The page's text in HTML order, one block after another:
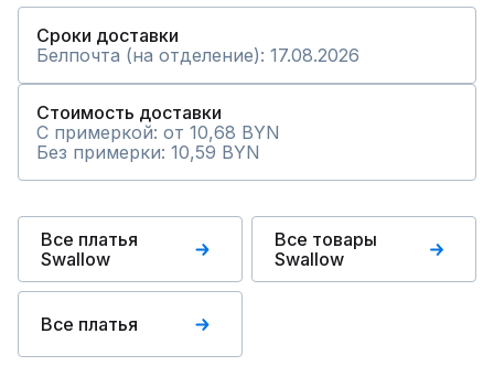
Сроки доставки
Белпочта (на отделение): 17.08.2026
Стоимость доставки
С примеркой: от 10,68 BYN
Без примерки: 10,59 BYN
Все платья
Swallow
Все товары
Swallow
Все платья